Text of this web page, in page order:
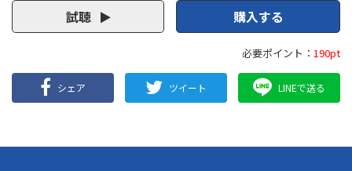
試聴 購入する
必要ポイント： 190pt
シェア ツイート LINEで送る